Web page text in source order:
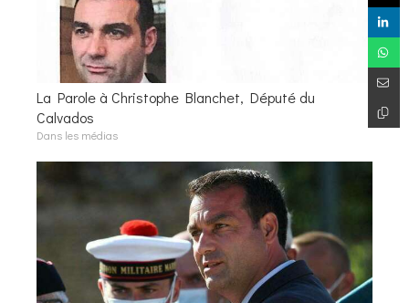
La Parole à Christophe Blanchet, Député du
Calvados
Dans les médias